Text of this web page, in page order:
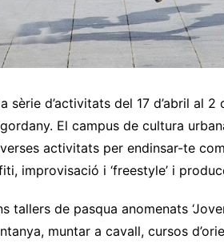
sèrie d’activitats del 17 d’abril al 2
El campus de cultura
activitats per endinsar-te
improvisació i ‘freestyle’ i
tallers de pasqua anomenats
muntar a cavall, cursos